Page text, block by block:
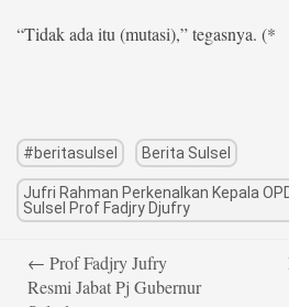
“Tidak ada itu (mutasi),” tegasnya. (*
#beritasulsel Berita Sulsel
Jufri Rahman Perkenalkan Kepala
Sulsel Prof Fadjry Djufry
navigation
← Prof Fadjry Jufry
Resmi Jabat Pj Gubernur